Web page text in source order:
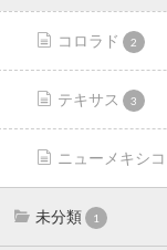
コロラド 2
テキサス 3
ニューメキシコ
未分類 1